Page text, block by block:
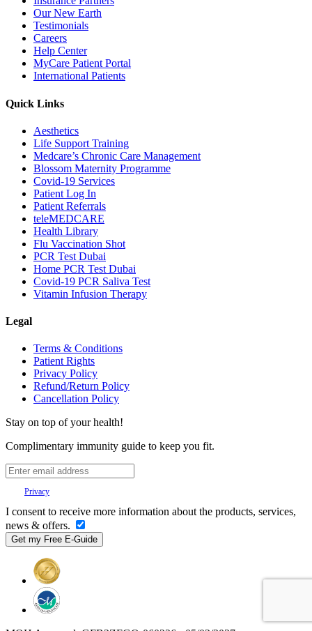
Our New Earth
Testimonials
Careers
Help Center
MyCare Patient Portal
International Patients
Quick Links
Aesthetics
Life Support Training
Medcare’s Chronic Care Management
Blossom Maternity Programme
Covid-19 Services
Patient Log In
Patient Referrals
teleMEDCARE
Health Library
Flu Vaccination Shot
PCR Test Dubai
Home PCR Test Dubai
Covid-19 PCR Saliva Test
Vitamin Infusion Therapy
Legal
Terms & Conditions
Patient Rights
Privacy Policy
Refund/Return Policy
Cancellation Policy
Stay on top of your health!
Complimentary immunity guide to keep you fit.
Privacy
I consent to receive more information about the products, services,
news & offers.